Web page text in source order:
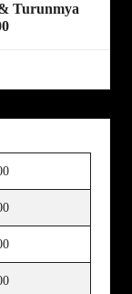
Turunmya